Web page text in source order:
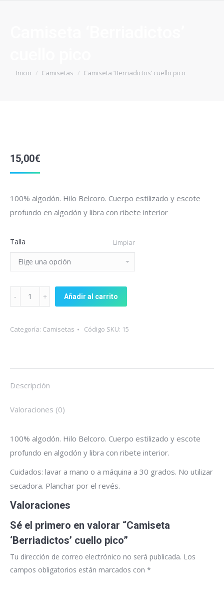
Estás aquí:
Inicio Camisetas Camiseta ‘Berriadictos’ cuello pico
15,00€
100% algodón. Hilo Belcoro. Cuerpo estilizado y escote
profundo en algodón y libra con ribete interior
Talla Limpiar
Camiseta
'Berriadictos'
Añadir al carrito
Categoría: Camisetas Código SKU: 15
Descripción
Valoraciones (0)
100% algodón. Hilo Belcoro. Cuerpo estilizado y escote
profundo en algodón y libra con ribete interior.
Cuidados: lavar a mano o a máquina a 30 grados. No utilizar
secadora. Planchar por el revés.
Valoraciones
Sé el primero en valorar “Camiseta
‘Berriadictos’ cuello pico”
Tu dirección de correo electrónico no será publicada. Los
campos obligatorios están marcados con *